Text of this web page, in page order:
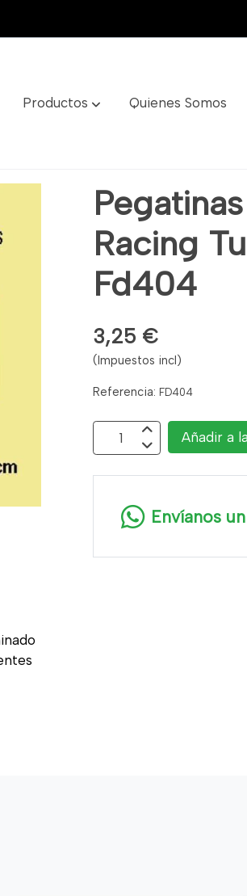
Productos Quienes Somos
Racing
Fd404
3,25 €
(Impuestos incl)
Referencia: FD404
Añadir a
Envíanos